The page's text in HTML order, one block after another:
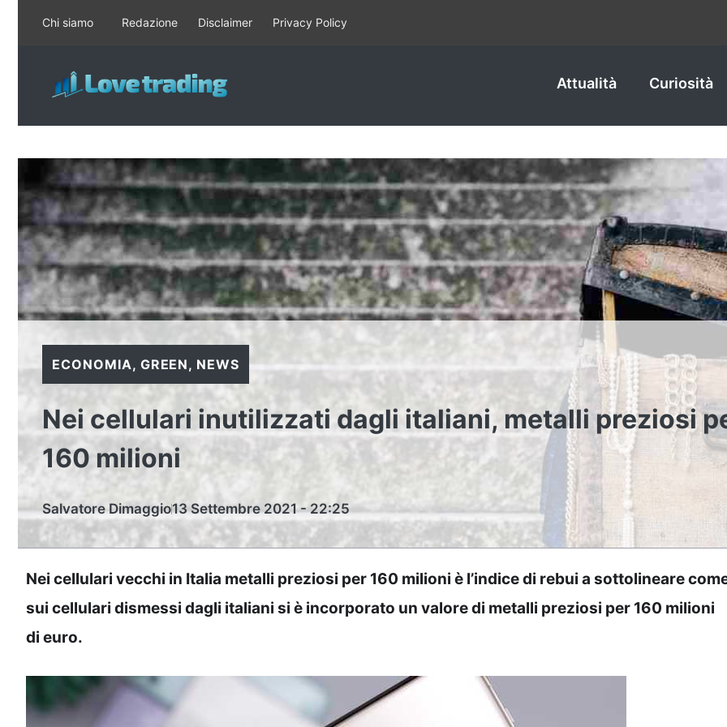
contenuto
Chi siamo Redazione Disclaimer Privacy Policy
Attualità Curiosità
ECONOMIA, GREEN, NEWS
Nei cellulari inutilizzati dagli italiani, metalli preziosi
160 milioni
Salvatore Dimaggio13 Settembre 2021 - 22:25
Nei cellulari vecchi in Italia metalli preziosi per 160 milioni è l’indice di rebui a sottolineare
sui cellulari dismessi dagli italiani si è incorporato un valore di metalli preziosi per 160 milioni
di euro.